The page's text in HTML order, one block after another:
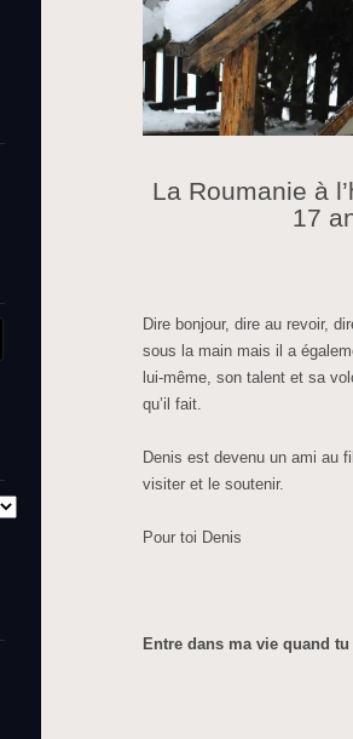
La Roumanie à
17
Dire bonjour, dire au revoir,
sous la main mais il a
lui-même, son talent et sa
qu’il fait.
Denis est devenu un ami au
visiter et le soutenir.
Pour toi Denis
Entre dans ma vie quand